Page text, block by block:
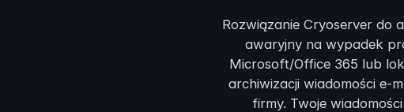
Rozwiązanie Cryoserver do
awaryjny na wypadek
Microsoft/Office 365 lub
archiwizacji wiadomości e-
firmy. Twoje